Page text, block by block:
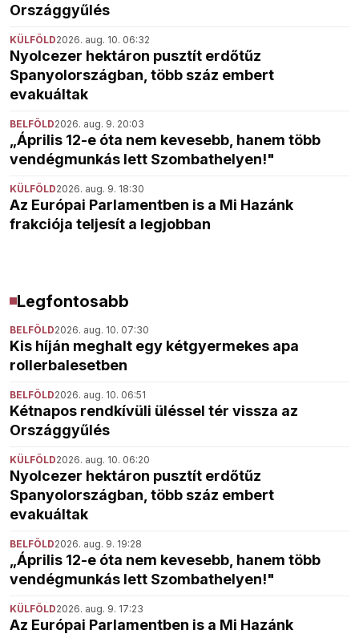
Országgyűlés
KÜLFÖLD2026. aug. 10. 06:32
Nyolcezer hektáron pusztít erdőtűz
Spanyolországban, több száz embert
evakuáltak
BELFÖLD2026. aug. 9. 20:03
„Április 12-e óta nem kevesebb, hanem több
vendégmunkás lett Szombathelyen!"
KÜLFÖLD2026. aug. 9. 18:30
Az Európai Parlamentben is a Mi Hazánk
frakciója teljesít a legjobban
Legfontosabb
BELFÖLD2026. aug. 10. 07:30
Kis híján meghalt egy kétgyermekes apa
rollerbalesetben
BELFÖLD2026. aug. 10. 06:51
Kétnapos rendkívüli üléssel tér vissza az
Országgyűlés
KÜLFÖLD2026. aug. 10. 06:20
Nyolcezer hektáron pusztít erdőtűz
Spanyolországban, több száz embert
evakuáltak
BELFÖLD2026. aug. 9. 19:28
„Április 12-e óta nem kevesebb, hanem több
vendégmunkás lett Szombathelyen!"
KÜLFÖLD2026. aug. 9. 17:23
Az Európai Parlamentben is a Mi Hazánk